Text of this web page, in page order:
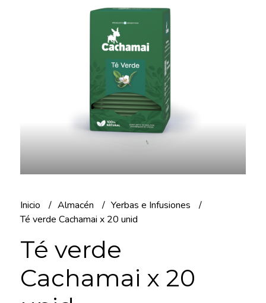
Inicio Almacén
Yerbas e Infusiones
Té verde Cachamai x 20 unid
Té verde
Cachamai x 20